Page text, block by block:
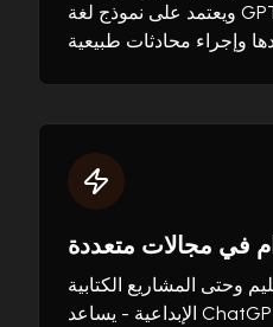
ويعتمد على نموذج لغة GPT. يمكنه فهم النصوص
في مجالات متعددة
وحتى المشاريع الكتابية
الإبداعية - يساعد ChatGPT في توليد النصوص،